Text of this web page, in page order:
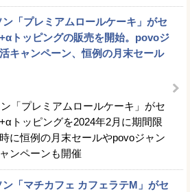
「プレミアムロールケーキ」がセ
トッピングの販売を開始。povoジ
キャンペーン、恒例の月末セール
「プレミアムロールケーキ」がセ
トッピングを2024年2月に期間限
に恒例の月末セールやpovoジャン
ンペーンも開催
「マチカフェ カフェラテM」がセ